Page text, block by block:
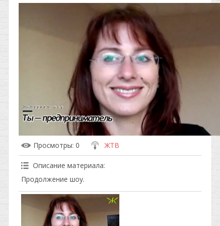
Просмотры: 0 ЖТВ
Описание материала:
Продолжение шоу.